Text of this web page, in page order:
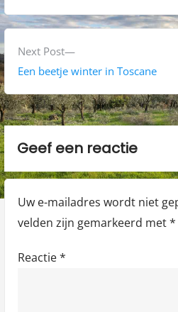
r
i
c
h
t
n
a
v
v
o
s
p
o
s
:
Next Post
N
e
t
p
o
s
:
Een beetje winter in Toscane
Geef een reactie
Uw e-mailadres wordt niet
velden zijn gemarkeerd met*
Reactie*